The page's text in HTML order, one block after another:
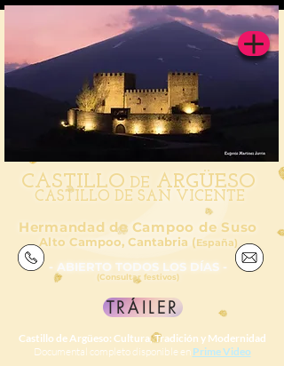
CASTILLO DE ARGÜESO
CASTILLO DE SAN VICENTE
Hermandad de Campoo de Suso
Alto Campoo, Cantabria (España)
- ABIERTO TODOS LOS DÍAS -
(Consultar festivos)
TRÁILER
Castillo de Argüeso: Cultura, Tradición y Modernidad
Documental completo disponible en Prime Video